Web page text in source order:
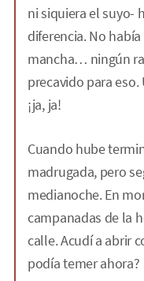
ni siquiera el suyo-
diferencia. No
mancha… ningún
precavido para
¡ja, ja!
Cuando hube
madrugada, pero
medianoche. En
campanadas de la
calle. Acudí a abrir
podía temer ahora?